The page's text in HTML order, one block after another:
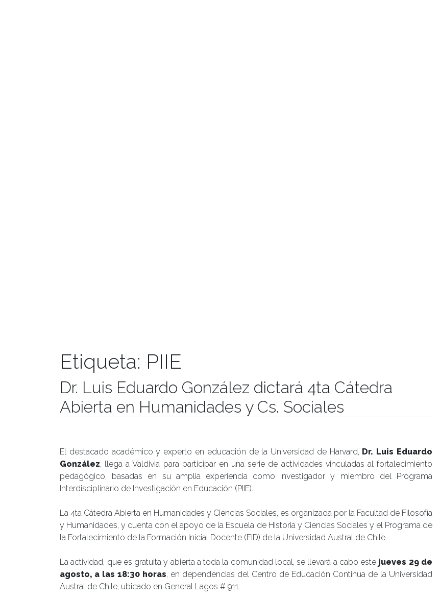
Etiqueta: PIIE
Dr. Luis Eduardo González dictará 4ta Cátedra
Abierta en Humanidades y Cs. Sociales
El destacado académico y experto en educación de la Universidad de Harvard, Dr. Luis Eduardo
González, llega a Valdivia para participar en una serie de actividades vinculadas al fortalecimiento
pedagógico, basadas en su amplia experiencia como investigador y miembro del Programa
Interdisciplinario de Investigación en Educación (PIIE).
La 4ta Cátedra Abierta en Humanidades y Ciencias Sociales, es organizada por la Facultad de Filosofía
y Humanidades, y cuenta con el apoyo de la Escuela de Historia y Ciencias Sociales y el Programa de
la Fortalecimiento de la Formación Inicial Docente (FID) de la Universidad Austral de Chile.
La actividad, que es gratuita y abierta a toda la comunidad local, se llevará a cabo este jueves 29 de
agosto, a las 18:30 horas, en dependencias del Centro de Educación Continua de la Universidad
Austral de Chile, ubicado en General Lagos # 911.